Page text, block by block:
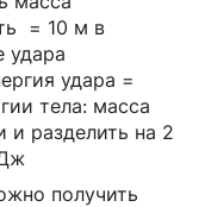
= 10 м в
удара
удара =
тела: масса
и разделить на 2
получить